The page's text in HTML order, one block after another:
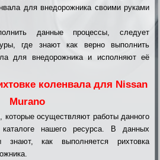
для внедорожника своими руками
данные процессы, следует
где знают как верно выполнить
для внедорожника и исполняют её
коленвала для Nissan
Murano
которые осуществляют работы данного
нашего ресурса. В данных
знают, как выполняется рихтовка